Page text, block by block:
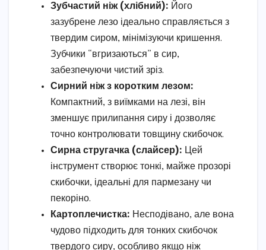
Зубчастий ніж (хлібний): Його
зазубрене лезо ідеально справляється з
твердим сиром, мінімізуючи кришення.
Зубчики “вгризаються” в сир,
забезпечуючи чистий зріз.
Сирний ніж з коротким лезом:
Компактний, з виїмками на лезі, він
зменшує прилипання сиру і дозволяє
точно контролювати товщину скибочок.
Сирна стругачка (слайсер): Цей
інструмент створює тонкі, майже прозорі
скибочки, ідеальні для пармезану чи
пекоріно.
Картоплечистка: Несподівано, але вона
чудово підходить для тонких скибочок
твердого сиру, особливо якщо ніж